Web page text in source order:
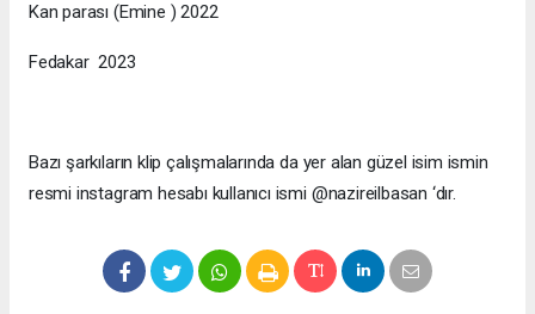
Kan parası (Emine ) 2022
Fedakar 2023
Bazı şarkıların klip çalışmalarında da yer alan güzel isim ismin
resmi instagram hesabı kullanıcı ismi @nazireilbasan ‘dır.